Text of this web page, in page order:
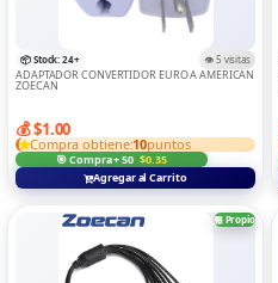
📦 Stock: 24+ 👁️ 5 visitas
ADAPTADOR CONVERTIDOR EURO A AMERICAN
ZOECAN
💰 $1.00
Compra obtiene:10puntos
🎯 Compra + 50 $0.35
Agregar al Carrito
🏪 Propio